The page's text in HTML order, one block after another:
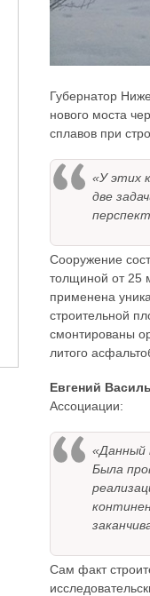
Губернатор
нового моста
сплавов при
«У этих
две
Сооружение
толщиной от 25
применена
строительной
смонтированы
литого
Евгений
Ассоциации:
«Данный
Была
Сам факт